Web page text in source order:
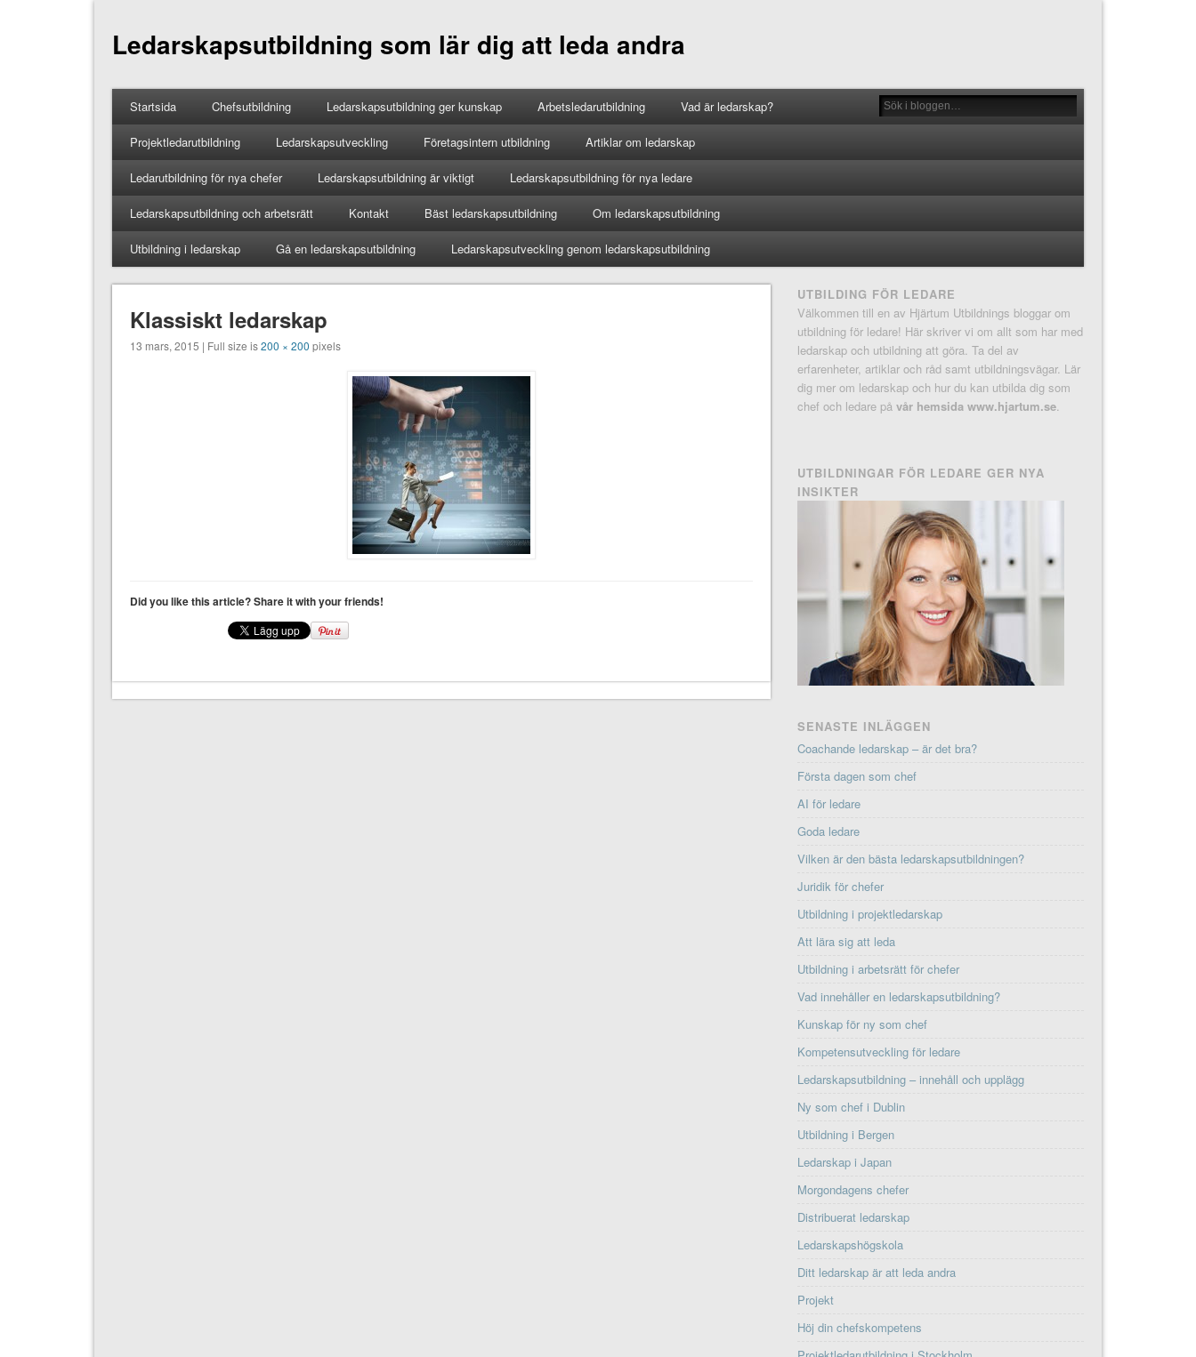
Ledarskapsutbildning som lär dig att leda andra
Startsida Chefsutbildning Ledarskapsutbildning ger kunskap Arbetsledarutbildning Vad är ledarskap?
Projektledarutbildning Ledarskapsutveckling Företagsintern utbildning Artiklar om ledarskap
Ledarutbildning för nya chefer Ledarskapsutbildning är viktigt Ledarskapsutbildning för nya ledare
Ledarskapsutbildning och arbetsrätt Kontakt Bäst ledarskapsutbildning Om ledarskapsutbildning
Utbildning i ledarskap Gå en ledarskapsutbildning Ledarskapsutveckling genom ledarskapsutbildning
Klassiskt ledarskap
13 mars, 2015 | Full size is200 × 200 pixels
Did you like this article? Share it with your friends!
UTBILDING FÖR LEDARE
Välkommen till en av Hjärtum Utbildnings bloggar om
utbildning för ledare! Här skriver vi om allt som har med
ledarskap och utbildning att göra. Ta del av
erfarenheter, artiklar och råd samt utbildningsvägar. Lär
dig mer om ledarskap och hur du kan utbilda dig som
chef och ledare påvår hemsida www.hjartum.se.
UTBILDNINGAR FÖR LEDARE GER NYA
INSIKTER
SENASTE INLÄGGEN
Coachande ledarskap – är det bra?
Första dagen som chef
AI för ledare
Goda ledare
Vilken är den bästa ledarskapsutbildningen?
Juridik för chefer
Utbildning i projektledarskap
Att lära sig att leda
Utbildning i arbetsrätt för chefer
Vad innehåller en ledarskapsutbildning?
Kunskap för ny som chef
Kompetensutveckling för ledare
Ledarskapsutbildning – innehåll och upplägg
Ny som chef i Dublin
Utbildning i Bergen
Ledarskap i Japan
Morgondagens chefer
Distribuerat ledarskap
Ledarskapshögskola
Ditt ledarskap är att leda andra
Projekt
Höj din chefskompetens